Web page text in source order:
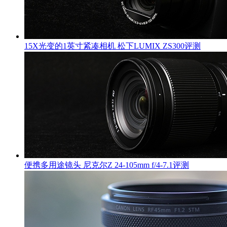
15X光变的1英寸紧凑相机 松下LUMIX ZS300评测
便携多用途镜头 尼克尔Z 24-105mm f/4-7.1评测